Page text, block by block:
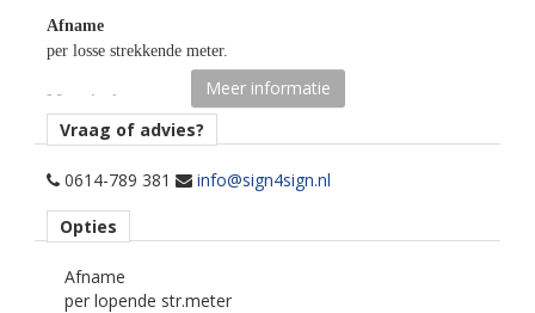
Afname
per losse strekkende meter.
Materiaaltype
opaak gekleurde snijfolie.
kenmerk belijming
vlak, licht gebogen.
Meer informatie
Vraag of advies?
0614-789 381 info@sign4sign.nl
Opties
Afname
per lopende str.meter